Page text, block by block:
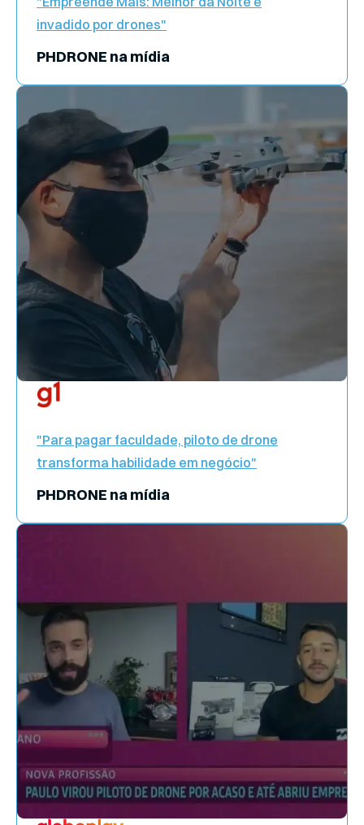
invadido por drones"
PHDRONE na mídia
"Para pagar faculdade, piloto de drone
transforma habilidade em negócio"
PHDRONE na mídia